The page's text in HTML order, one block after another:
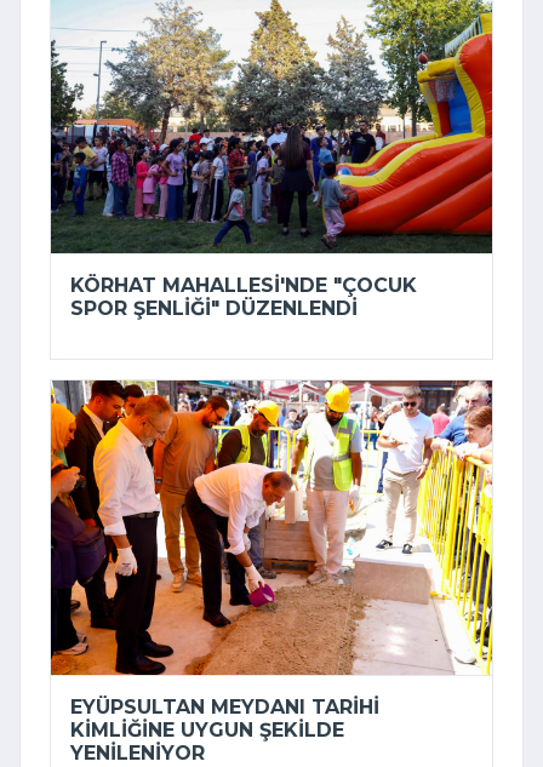
KÖRHAT MAHALLESI'NDE "ÇOCUK
SPOR ŞENLIĞI" DÜZENLENDI
EYÜPSULTAN MEYDANI TARIHI
KIMLIĞINE UYGUN ŞEKILDE
YENILENIYOR